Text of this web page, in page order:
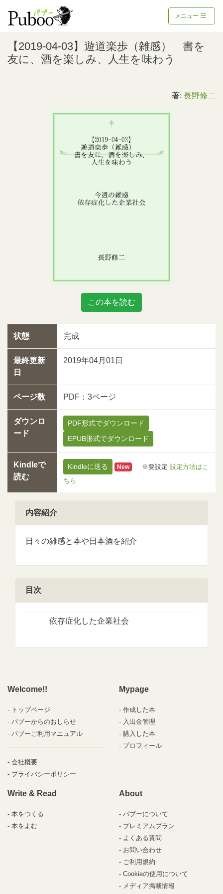
メニュー
【2019-04-03】遊道楽歩（雑感） 書を
友に、酒を楽しみ、人生を味わう
著: 長野修二
この本を読む
状態 完成
最終更新
日
2019年04月01日
ページ数 PDF：3ページ
ダウンロ
ード
PDF形式でダウンロード
EPUB形式でダウンロード
Kindleで
読む
Kindleに送る New ※要設定 設定方法はこ
ちら
内容紹介
日々の雑感と本や日本酒を紹介
目次
依存症化した企業社会
Welcome!!
トップページ
パブーからのおしらせ
パブーご利用マニュアル
会社概要
プライバシーポリシー
Mypage
作成した本
入出金管理
購入した本
プロフィール
Write & Read
本をつくる
本をよむ
About
パブーについて
プレミアムプラン
よくある質問
お問い合わせ
ご利用規約
Cookieの使用について
メディア掲載情報